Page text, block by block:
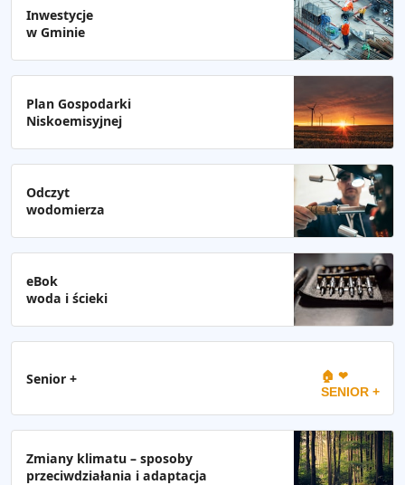
Inwestycje
w Gminie
Plan Gospodarki
Niskoemisyjnej
Odczyt
wodomierza
eBok
woda i ścieki
Senior + 🏠 ❤
SENIOR +
Zmiany klimatu – sposoby
przeciwdziałania i adaptacja